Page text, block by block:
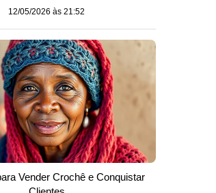
12/05/2026 às 21:52
Vender Crochê e Conquistar